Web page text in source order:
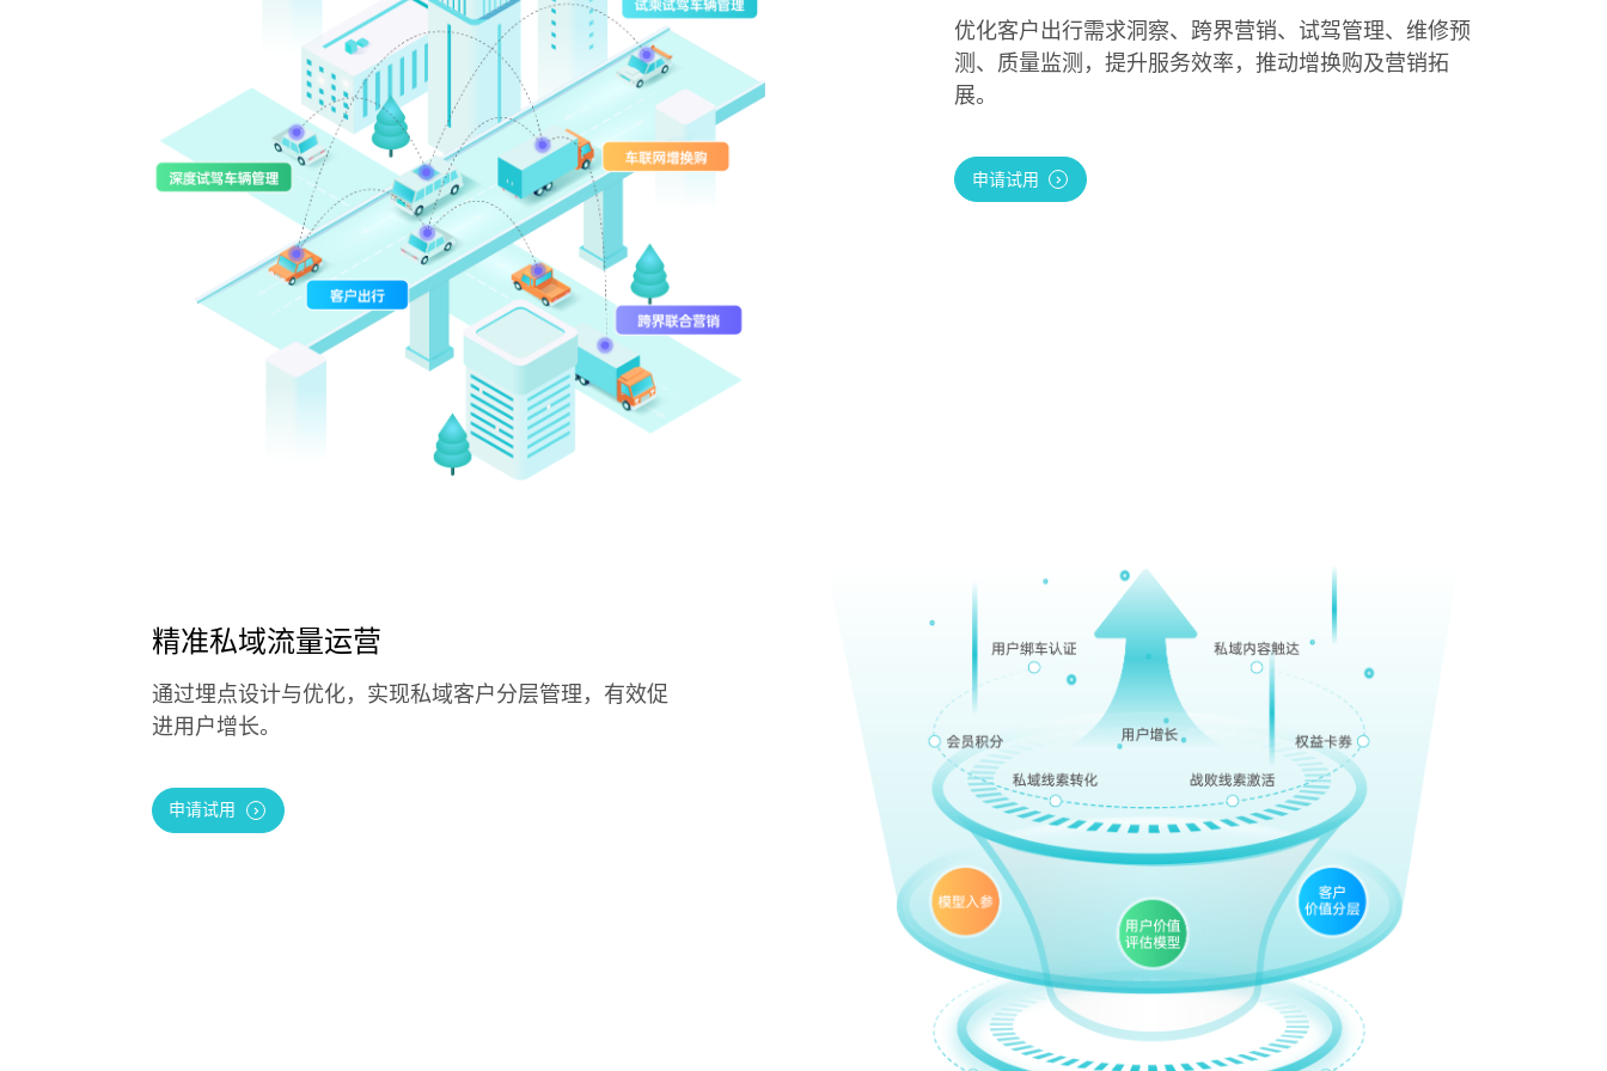
优化客户出行需求洞察、跨界营销、试驾管理、维修预
测、质量监测，提升服务效率，推动增换购及营销拓
展。
申请试用
精准私域流量运营
通过埋点设计与优化，实现私域客户分层管理，有效促
进用户增长。
申请试用